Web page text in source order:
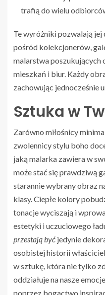
trafią do wielu
Te wyróżniki pozwalają jej
pośród kolekcjonerów,
malarstwa poszukujących
mieszkań i biur. Każdy
zachowując jednocześnie
Sztuka w
Zarówno miłośnicy
zwolennicy stylu boho
jaką malarka zawiera w
może stać się prawdziwą
starannie wybrany obraz
klasy. Ciepłe kolory
tonacje wyciszają i
estetyki i uczuciowego
przestają być jedynie
osobistej historii
w sztukę, która nie tylko
oddziałuje na nasze
poprzez bogactwo